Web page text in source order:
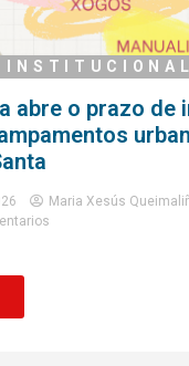
INSTITUCIONAL
abre o prazo de
Maria Xesús